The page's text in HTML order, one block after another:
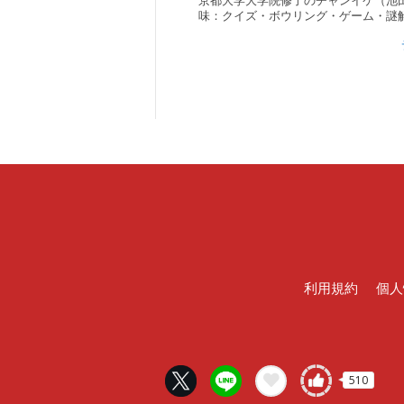
510
味：クイズ・ボウリング・ゲーム・謎
利用規約 個